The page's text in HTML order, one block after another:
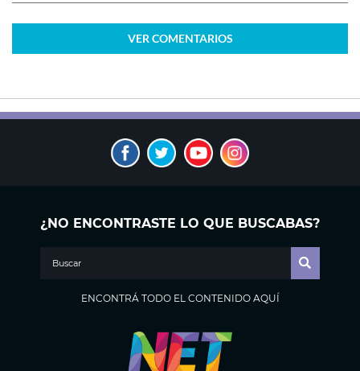
VER COMENTARIOS
¿NO ENCONTRASTE LO QUE BUSCABAS?
ENCONTRÁ TODO EL CONTENIDO AQUÍ